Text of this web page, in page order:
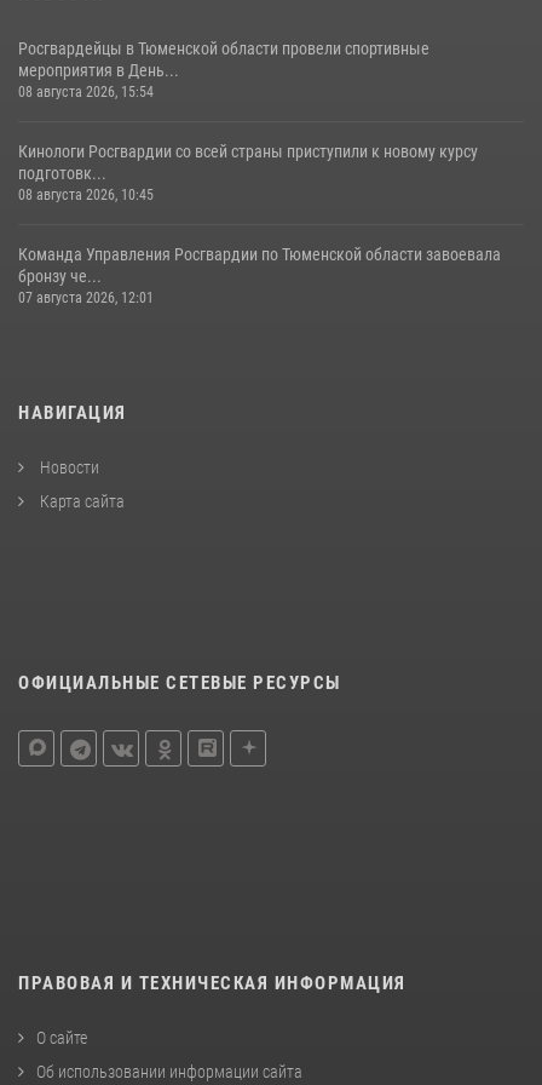
Росгвардейцы в Тюменской области провели спортивные
мероприятия в День...
08 августа 2026, 15:54
Кинологи Росгвардии со всей страны приступили к новому курсу
подготовк...
08 августа 2026, 10:45
Команда Управления Росгвардии по Тюменской области завоевала
бронзу че...
07 августа 2026, 12:01
НАВИГАЦИЯ
Новости
Карта сайта
ОФИЦИАЛЬНЫЕ СЕТЕВЫЕ РЕСУРСЫ
ПРАВОВАЯ И ТЕХНИЧЕСКАЯ ИНФОРМАЦИЯ
О сайте
Об использовании информации сайта